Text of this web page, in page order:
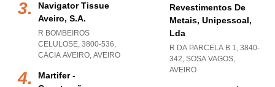
Navigator Tissue
Aveiro, S.a.
R BOMBEIROS
CELULOSE, 3800-536,
CACIA AVEIRO, AVEIRO
Martifer -
Revestimentos De
Metais, Unipessoal,
Lda
R DA PARCELA B 1, 3840-
342, SOSA VAGOS,
AVEIRO